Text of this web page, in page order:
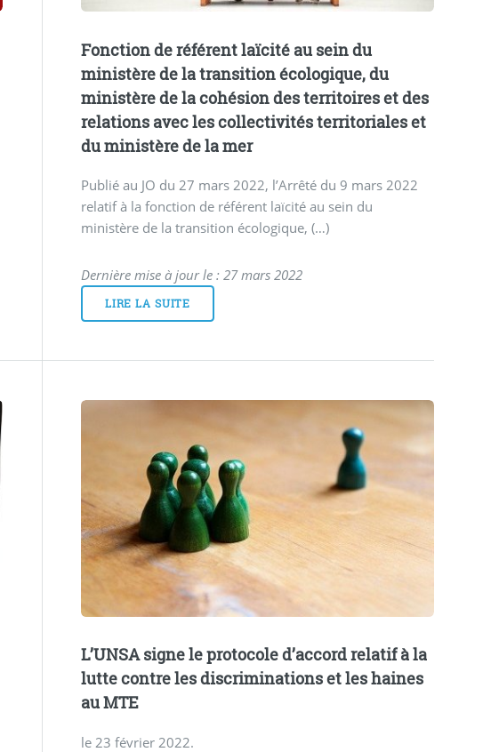
Fonction de référent laïcité au sein du
ministère de la transition écologique, du
ministère de la cohésion des territoires et des
relations avec les collectivités territoriales et
du ministère de la mer
Publié au JO du 27 mars 2022, l’Arrêté du 9 mars 2022
relatif à la fonction de référent laïcité au sein du
ministère de la transition écologique, (…)
Dernière mise à jour le : 27 mars 2022
LIRE LA SUITE
L’UNSA signe le protocole d’accord relatif à la
lutte contre les discriminations et les haines
au MTE
le 23 février 2022.